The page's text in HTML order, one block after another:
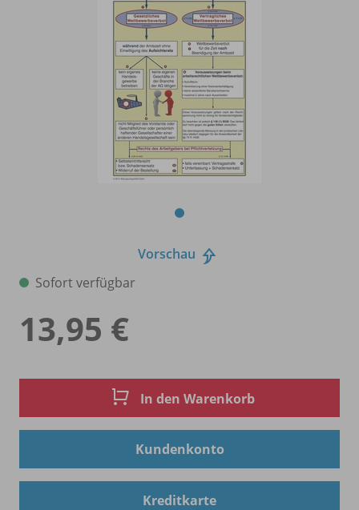
Vorschau
Sofort verfügbar
13,95 €
In den Warenkorb
Kundenkonto
Kreditkarte